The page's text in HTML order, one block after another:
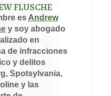
FLUSCHE
es Andrew
y soy abogado
en
de infracciones
y delitos
Spotsylvania,
y las